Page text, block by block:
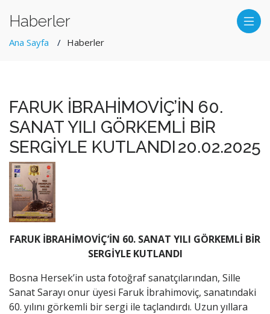
Haberler
Ana Sayfa Haberler
FARUK İBRAHİMOVİÇ’İN 60.
SANAT YILI GÖRKEMLİ BİR
SERGİYLE KUTLANDI20.02.2025
FARUK İBRAHİMOVİÇ’İN 60. SANAT YILI GÖRKEMLİ BİR
SERGİYLE KUTLANDI
Bosna Hersek’in usta fotoğraf sanatçılarından, Sille
Sanat Sarayı onur üyesi Faruk İbrahimoviç, sanatındaki
60. yılını görkemli bir sergi ile taçlandırdı. Uzun yıllara